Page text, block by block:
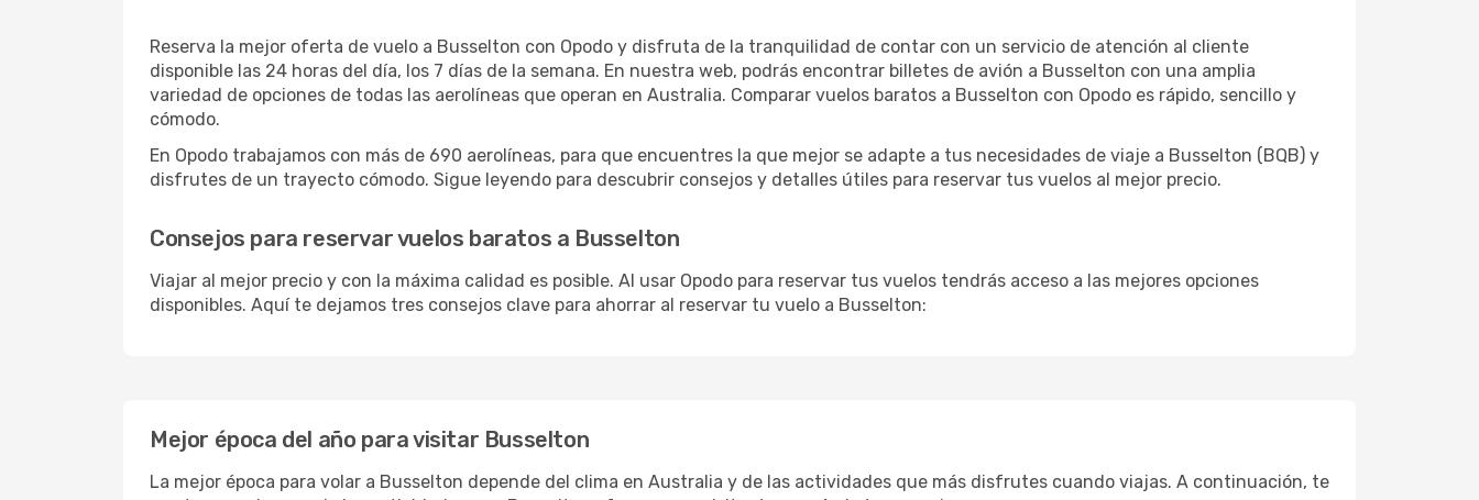
Reserva la mejor oferta de vuelo a Busselton con Opodo y disfruta de la tranquilidad de contar con un servicio de atención al cliente
disponible las 24 horas del día, los 7 días de la semana. En nuestra web, podrás encontrar billetes de avión a Busselton con una amplia
variedad de opciones de todas las aerolíneas que operan en Australia. Comparar vuelos baratos a Busselton con Opodo es rápido, sencillo y
cómodo.
En Opodo trabajamos con más de 690 aerolíneas, para que encuentres la que mejor se adapte a tus necesidades de viaje a Busselton (BQB) y
disfrutes de un trayecto cómodo. Sigue leyendo para descubrir consejos y detalles útiles para reservar tus vuelos al mejor precio.
Consejos para reservar vuelos baratos a Busselton
Viajar al mejor precio y con la máxima calidad es posible. Al usar Opodo para reservar tus vuelos tendrás acceso a las mejores opciones
disponibles. Aquí te dejamos tres consejos clave para ahorrar al reservar tu vuelo a Busselton:
Mejor época del año para visitar Busselton
La mejor época para volar a Busselton depende del clima en Australia y de las actividades que más disfrutes cuando viajas. A continuación, te